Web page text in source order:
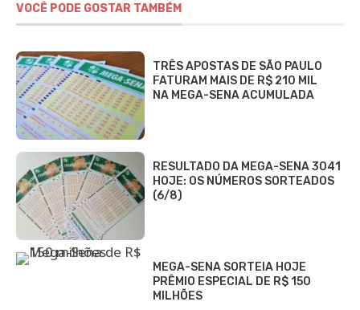
VOCÊ PODE GOSTAR TAMBÉM
TRÊS APOSTAS DE SÃO PAULO
FATURAM MAIS DE R$ 210 MIL
NA MEGA-SENA ACUMULADA
RESULTADO DA MEGA-SENA 3041
HOJE: OS NÚMEROS SORTEADOS
(6/8)
MEGA-SENA SORTEIA HOJE
PRÊMIO ESPECIAL DE R$ 150
MILHÕES